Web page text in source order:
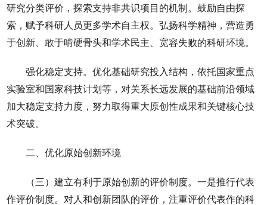
研究分类评价，探索支持非共识项目的机制。鼓励自由探
索，赋予科研人员更多学术自主权。弘扬科学精神，营造勇
于创新、敢于啃硬骨头和学术民主、宽容失败的科研环境。
强化稳定支持。优化基础研究投入结构，依托国家重点
实验室和国家科技计划等，对关系长远发展的基础前沿领域
加大稳定支持力度，努力取得重大原创性成果和关键核心技
术突破。
二、优化原始创新环境
（三）建立有利于原始创新的评价制度。一是推行代表
作评价制度。对人和创新团队的评价，注重评价代表作的科